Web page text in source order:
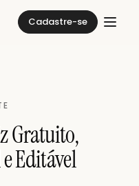
Cadastre-se
Gratuito,
Editável